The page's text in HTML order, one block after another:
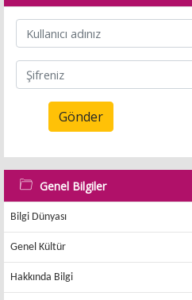
Gönder
Genel Bilgiler
Bilgi Dünyası
Genel Kültür
Hakkında Bilgi